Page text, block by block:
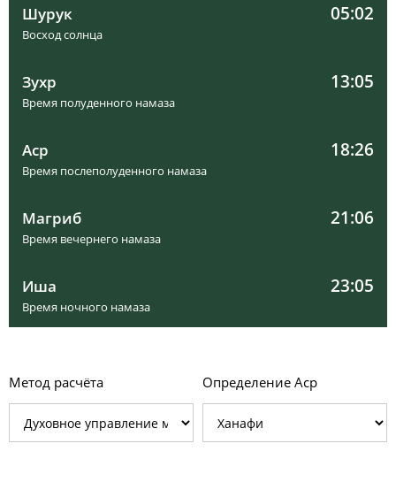
Шурук 05:02
Восход солнца
Зухр 13:05
Время полуденного намаза
Аср 18:26
Время послеполуденного намаза
Магриб 21:06
Время вечернего намаза
Иша 23:05
Время ночного намаза
Метод расчёта Определение Аср